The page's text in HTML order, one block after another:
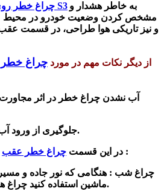
چراغ خطر روی صندوق عقب اصلی جک S3 به خاطر هشدار و
مشخص کردن وضعیت خودرو در محیط
و نیز تاریکی هوا طراحی، در قسمت
از دیگر نکات مهم در مورد چراغ
-آب نشدن چراغ خطر در اثر مجاورت
-جلوگیری از ورود آب و گرد و خاک به داخل آن.
در این قسمت چراغ خطر عقب :
چراغ شب : هنگامی که نور جاده و
ماشین استفاده کنید چراغ های عقب روشن خواهد شد.